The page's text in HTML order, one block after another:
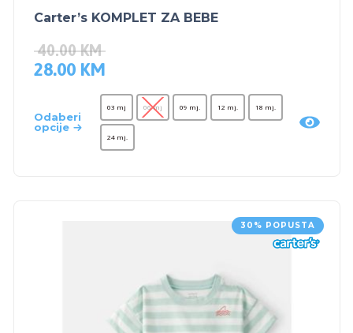
Carter’s KOMPLET ZA BEBE
40.00KM
28.00 KM
Odaberi
opcije
03 mj 06 mj 09 mj. 12 mj. 18 mj.
24 mj.
30% POPUSTA